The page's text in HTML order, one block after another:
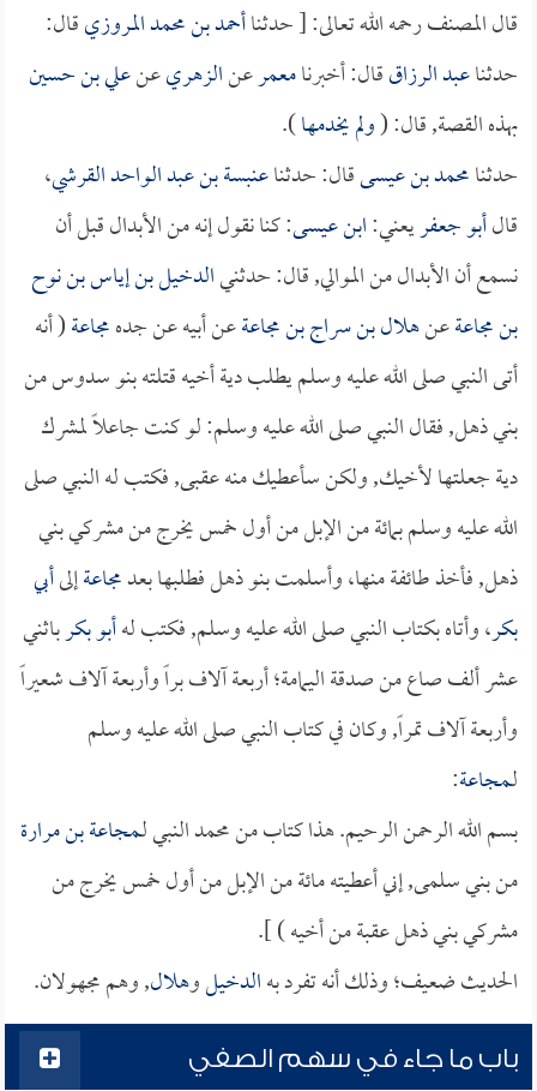
قال المصنف رحمه الله تعالى: [ حدثناأحمد بن محمد المروزيقال:
حدثناعبد الرزاققال: أخبرنامعمرعنالزهريعنعلي بن حسين
بهذه القصة, قال: (ولم يخدمها).
حدثنامحمد بن عيسىقال: حدثناعنبسة بن عبد الواحد القرشي،
قالأبو جعفريعني:ابن عيسى: كنا نقول إنه من الأبدال قبل أن
نسمع أن الأبدال من الموالي, قال: حدثنيالدخيل بن إياس بن نوح
بن مجاعةعنهلال بن سراج بن مجاعةعن أبيه عن جدهمجاعة(أنه
أتى النبي صلى الله عليه وسلم يطلب دية أخيه قتلته بنو سدوس من
بني ذهل, فقال النبي صلى الله عليه وسلم: لو كنت جاعلاً لمشرك
دية جعلتها لأخيك, ولكن سأعطيك منه عقبى, فكتب له النبي صلى
الله عليه وسلم بمائة من الإبل من أول خمس يخرج من مشركي بني
ذهل, فأخذ طائفة منها، وأسلمت بنو ذهل فطلبها بعدمجاعةإلىأبي
بكر، وأتاه بكتاب النبي صلى الله عليه وسلم, فكتب لهأبو بكرباثني
عشر ألف صاع من صدقة اليمامة؛ أربعة آلاف براً وأربعة آلاف شعيراً
وأربعة آلاف تمراً, وكان في كتاب النبي صلى الله عليه وسلم
لـمجاعة:
بسم الله الرحمن الرحيم. هذا كتاب من محمد النبي لـمجاعة بن مرارة
من بني سلمى, إني أعطيته مائة من الإبل من أول خمس يخرج من
مشركي بني ذهل عقبة من أخيه ) ].
الحديث ضعيف؛ وذلك أنه تفرد بهالدخيلوهلال, وهم مجهولان.
باب ما جاء في سهم الصفي